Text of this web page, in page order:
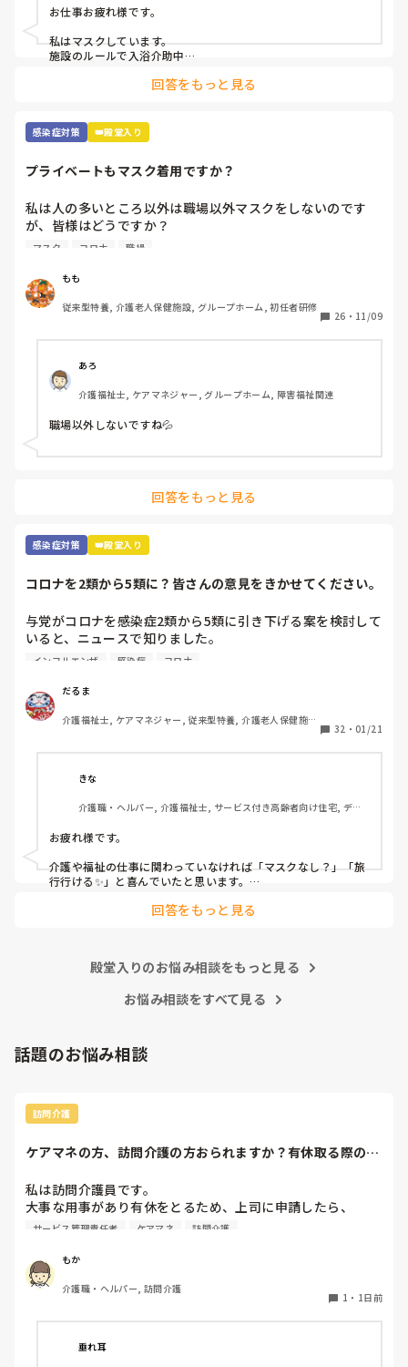
お仕事お疲れ様です。
私はマスクしています。
施設のルールで入浴介助中
使い捨てのマスクなので
参考にならないかもですが、、、
気持ち少し暑さがマシな気がします。
回答をもっと見る
感染症対策 👑殿堂入り
プライベートもマスク着用ですか？
私は人の多いところ以外は職場以外マスクをしないのです
が、皆様はどうですか？
職場が近いと人の目も気になるところですが、マスクの息苦
たいんですよね、、
マスク コロナ 職場
もも
従来型特養, 介護老人保健施設, グループホーム, 初任者研修
26 ・ 11/09
あろ
介護福祉士, ケアマネジャー, グループホーム, 障害福祉関連
職場以外しないですね💦
回答をもっと見る
感染症対策 👑殿堂入り
コロナを2類から5類に？皆さんの意見をきかせてください。
与党がコロナを感染症2類から5類に引き下げる案を検討して
いると、ニュースで知りました。
季節性インフルエンザと同じ扱いになるということですが、
季節を問わず流行しますし、罹患しても治療薬がないので、
今よりも感染対策が緩和されるかもしれないことに不安しか
ありません。
インフルエンザ 感染症 コロナ
だるま
介護福祉士, ケアマネジャー, 従来型特養, 介護老人保健施
32 ・ 01/21
きな
介護職・ヘルパー, 介護福祉士, サービス付き高齢者向け住宅, デイ
お疲れ様です。
介護や福祉の仕事に関わっていなければ「マスクなし？」「旅
行行ける✨」と喜んでいたと思います。
しかし、介護職でクラスターや命を落とされる方を目の当たり
インフルエンザと同等？
していただきたいですね…💦
回答をもっと見る
殿堂入りのお悩み相談をもっと見る
お悩み相談をすべて見る
話題のお悩み相談
訪問介護
ケアマネの方、訪問介護の方おられますか？有休取る際の、
私は訪問介護員です。
大事な用事があり有休をとるため、上司に申請したら、
代わりに訪問する職員を考えるとのこと。
話などもしたりと仲が良いため（←表現の仕方良くないかも
です、すみません）こういう理由で休みをとるから、代わり
の人になるけどいいかという相談をしていました。利用者か
わりはいらないから中止でいいよとのこと。このことを上司
に伝えたら、注意されました。
サービス管理責任者 ケアマネ 訪問介護
もか
介護職・ヘルパー, 訪問介護
1 ・ 1日前
垂れ耳